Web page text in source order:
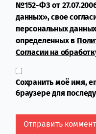
№152-ФЗ от
данных», свое
персональных
определенных в
Согласии на
Сохранить моё имя,
браузере для